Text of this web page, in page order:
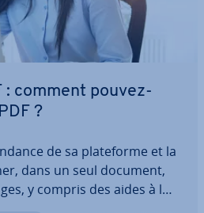
: comment pouvez-
?
de sa pla­te­forme et la
dans un seul document,
y compris des aides à la